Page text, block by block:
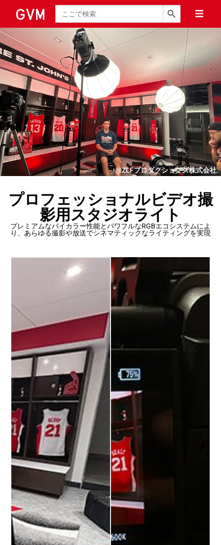
検
索
検索ボタン
@ZLFプロダクションズ株式会社.
プロフェッショナルビデオ撮
影用スタジオライト
プレミアムなバイカラー性能とパワフルなRGBエコシステムによ
り、あらゆる撮影や放送でシネマティックなライティングを実現